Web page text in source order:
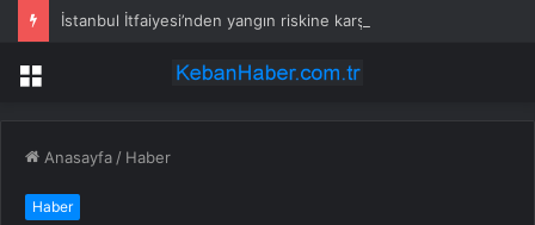
İstanbul İtfaiyesi’nden yangın riskine karşı videolu uyarı
Menü
Anasayfa / Haber
Haber